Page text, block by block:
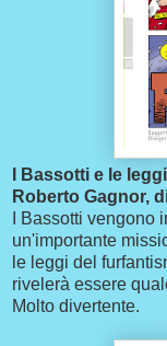
I Bassotti e le
Roberto Gagnor,
I Bassotti
un'importante
le leggi del
rivelerà essere
Molto divertente.